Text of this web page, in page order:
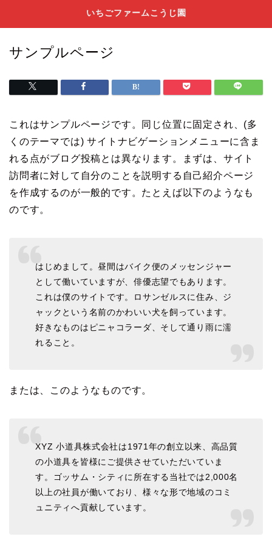
いちごファームこうじ園
サンプルページ
これはサンプルページです。同じ位置に固定され、(多
くのテーマでは) サイトナビゲーションメニューに含ま
れる点がブログ投稿とは異なります。まずは、サイト
訪問者に対して自分のことを説明する自己紹介ページ
を作成するのが一般的です。たとえば以下のようなも
のです。
はじめまして。昼間はバイク便のメッセンジャー
として働いていますが、俳優志望でもあります。
これは僕のサイトです。ロサンゼルスに住み、ジ
ャックという名前のかわいい犬を飼っています。
好きなものはピニャコラーダ、そして通り雨に濡
れること。
または、このようなものです。
XYZ 小道具株式会社は1971年の創立以来、高品質
の小道具を皆様にご提供させていただいていま
す。ゴッサム・シティに所在する当社では2,000名
以上の社員が働いており、様々な形で地域のコミ
ュニティへ貢献しています。